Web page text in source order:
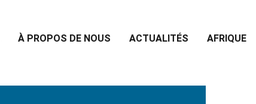
À PROPOS DE NOUS ACTUALITÉS AFRIQUE